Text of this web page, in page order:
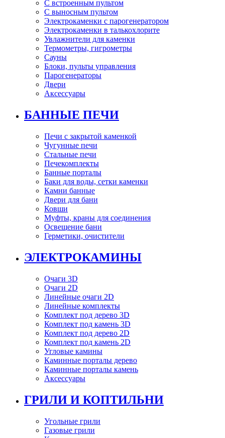
С встроенным пультом
С выносным пультом
Электрокаменки с парогенератором
Электрокаменки в талькохлорите
Увлажнители для каменки
Термометры, гигрометры
Сауны
Блоки, пульты управления
Парогенераторы
Двери
Аксессуары
БАННЫЕ ПЕЧИ
Печи с закрытой каменкой
Чугунные печи
Стальные печи
Печекомплекты
Банные порталы
Баки для воды, сетки каменки
Камни банные
Двери для бани
Ковши
Муфты, краны для соединения
Освещение бани
Герметики, очистители
ЭЛЕКТРОКАМИНЫ
Очаги 3D
Очаги 2D
Линейные очаги 2D
Линейные комплекты
Комплект под дерево 3D
Комплект под камень 3D
Комплект под дерево 2D
Комплект под камень 2D
Угловые камины
Каминные порталы дерево
Каминные порталы камень
Аксессуары
ГРИЛИ И КОПТИЛЬНИ
Угольные грили
Газовые грили